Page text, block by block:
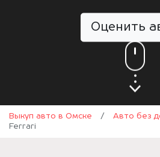
Оценить
Выкуп авто в Омске / Авто без
Ferrari